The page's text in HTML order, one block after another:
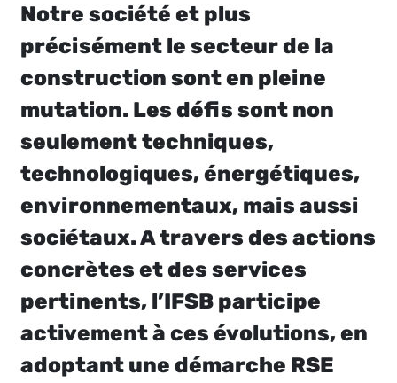
Notre société et plus
précisément le secteur de la
construction sont en pleine
mutation. Les défis sont non
seulement techniques,
technologiques, énergétiques,
environnementaux, mais aussi
sociétaux. A travers des actions
concrètes et des services
pertinents, l’IFSB participe
activement à ces évolutions, en
adoptant une démarche RSE